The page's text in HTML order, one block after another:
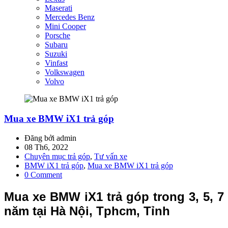
Maserati
Mercedes Benz
Mini Cooper
Porsche
Subaru
Suzuki
Vinfast
Volkswagen
Volvo
Mua xe BMW iX1 trả góp
Đăng bởi admin
08 Th6, 2022
Chuyên mục trả góp, Tư vấn xe
BMW iX1 trả góp, Mua xe BMW iX1 trả góp
0 Comment
Mua xe BMW iX1 trả góp trong 3, 5, 7
năm tại Hà Nội, Tphcm, Tỉnh